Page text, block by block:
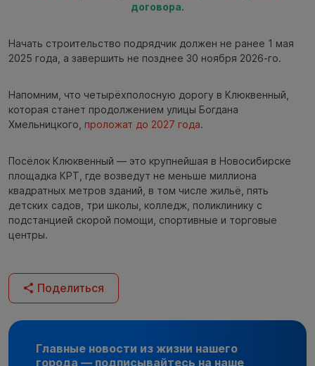
договора.
Начать строительство подрядчик должен не ранее 1 мая
2025 года, а завершить не позднее 30 ноября 2026-го.
Напомним, что четырёхполосную дорогу в Клюквенный,
которая станет продолжением улицы Богдана
Хмельницкого, проложат до 2027 года.
Посёлок Клюквенный — это крупнейшая в Новосибирске
площадка КРТ, где возведут не меньше миллиона
квадратных метров зданий, в том числе жильё, пять
детских садов, три школы, колледж, поликлинику с
подстанцией скорой помощи, спортивные и торговые
центры.
Поделиться
Главные новости из жизни нашего
города — подписывайтесь на наше